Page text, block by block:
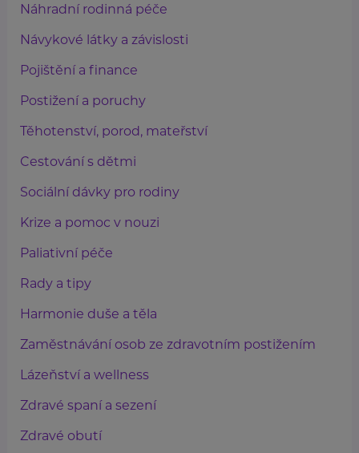
Náhradní rodinná péče
Návykové látky a závislosti
Pojištění a finance
Postižení a poruchy
Těhotenství, porod, mateřství
Cestování s dětmi
Sociální dávky pro rodiny
Krize a pomoc v nouzi
Paliativní péče
Rady a tipy
Harmonie duše a těla
Zaměstnávání osob ze zdravotním postižením
Lázeňství a wellness
Zdravé spaní a sezení
Zdravé obutí